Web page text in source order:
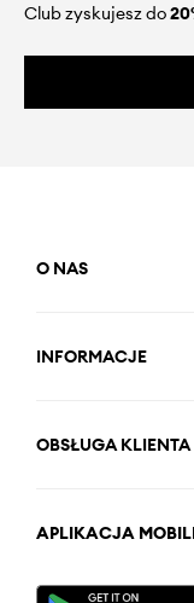
Club zyskujesz do
O NAS
INFORMACJE
OBSŁUGA KLIENTA
APLIKACJA